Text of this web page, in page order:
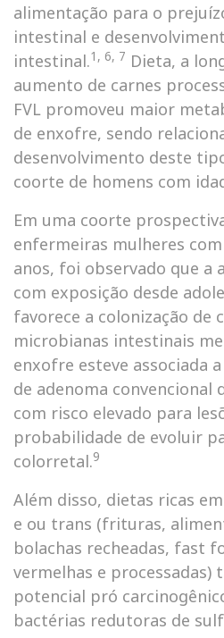
alimentação para o
intestinal e
intestinal.1, 6, 7 Dieta, a
aumento de carnes
FVL promoveu maior
de enxofre, sendo
desenvolvimento deste
coorte de homens com
Em uma coorte
enfermeiras mulheres
anos, foi observado que a
com exposição desde
favorece a colonização de
microbianas intestinais
enxofre esteve associada
de adenoma convencional
com risco elevado para
probabilidade de evoluir
colorretal.9
Além disso, dietas ricas
e ou trans (frituras,
bolachas recheadas, fast
vermelhas e processadas)
potencial pró
bactérias redutoras de